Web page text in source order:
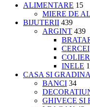
ALIMENTARE 15
MIERE DE
BIJUTERII 439
ARGINT 439
CERCEI
INELE
CASA SI GRADINA
BANCI 34
GHIVECE SI